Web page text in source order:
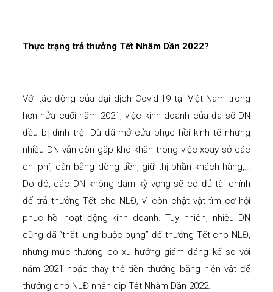
Thực trạng trả thưởng Tết Nhâm Dần 2022?
Với tác động của đại dịch Covid-19 tại Việt Nam trong
hơn nửa cuối năm 2021, việc kinh doanh của đa số DN
đều bị đình trệ. Dù đã mở cửa phục hồi kinh tế nhưng
nhiều DN vẫn còn gặp khó khăn trong việc xoay sở các
chi phí, cân bằng dòng tiền, giữ thị phần khách hàng,…
Do đó, các DN không dám kỳ vọng sẽ có đủ tài chính
để trả thưởng Tết cho NLĐ, vì còn chật vật tìm cơ hội
phục hồi hoạt động kinh doanh. Tuy nhiên, nhiều DN
cũng đã “thắt lưng buộc bụng” để thưởng Tết cho NLĐ,
nhưng mức thưởng có xu hướng giảm đáng kể so với
năm 2021 hoặc thay thế tiền thưởng bằng hiện vật để
thưởng cho NLĐ nhân dịp Tết Nhâm Dần 2022.